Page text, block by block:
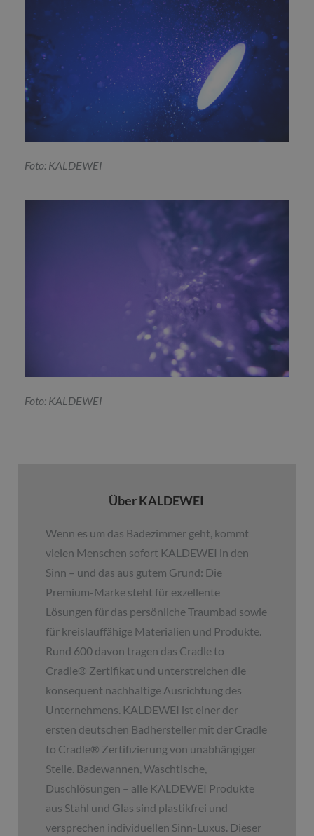
Foto: KALDEWEI
Foto: KALDEWEI
Über KALDEWEI
Wenn es um das Badezimmer geht, kommt
vielen Menschen sofort KALDEWEI in den
Sinn – und das aus gutem Grund: Die
Premium-Marke steht für exzellente
Lösungen für das persönliche Traumbad sowie
für kreislauffähige Materialien und Produkte.
Rund 600 davon tragen das Cradle to
Cradle® Zertifikat und unterstreichen die
konsequent nachhaltige Ausrichtung des
Unternehmens. KALDEWEI ist einer der
ersten deutschen Badhersteller mit der Cradle
to Cradle® Zertifizierung von unabhängiger
Stelle. Badewannen, Waschtische,
Duschlösungen – alle KALDEWEI Produkte
aus Stahl und Glas sind plastikfrei und
versprechen individuellen Sinn-Luxus. Dieser